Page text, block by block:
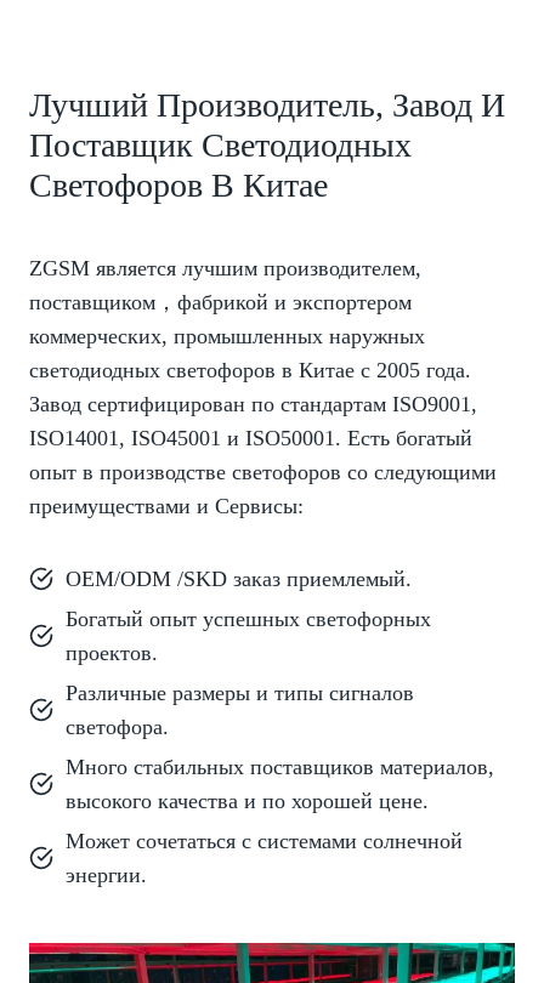
Лучший Производитель, Завод И
Поставщик Светодиодных
Светофоров В Китае
ZGSM является лучшим производителем,
поставщиком，фабрикой и экспортером
коммерческих, промышленных наружных
светодиодных светофоров в Китае с 2005 года.
Завод сертифицирован по стандартам ISO9001,
ISO14001, ISO45001 и ISO50001. Есть богатый
опыт в производстве светофоров со следующими
преимуществами и Сервисы:
OEM/ODM /SKD заказ приемлемый.
Богатый опыт успешных светофорных
проектов.
Различные размеры и типы сигналов
светофора.
Много стабильных поставщиков материалов,
высокого качества и по хорошей цене.
Может сочетаться с системами солнечной
энергии.